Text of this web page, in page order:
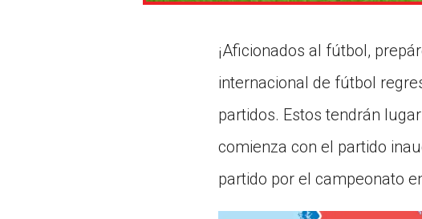
¡Aficionados al fútbol,
internacional de fútbol
partidos. Estos tendrán
comienza con el partido
partido por el campeonato